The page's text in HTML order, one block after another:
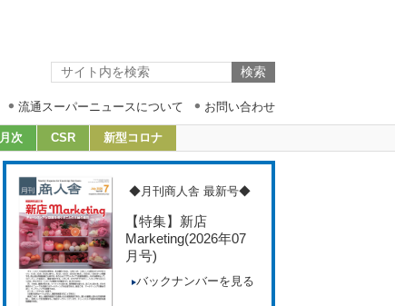
流通スーパーニュースについて お問い合わせ
月次 CSR 新型コロナ
◆月刊商人舎 最新号◆
【特集】新店
Marketing(2026年07
月号)
バックナンバーを見る